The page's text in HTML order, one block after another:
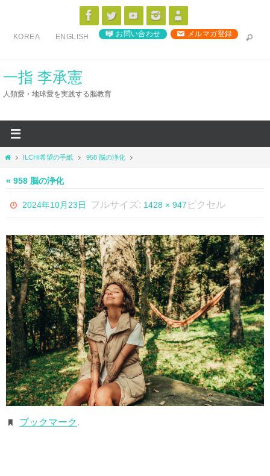
ス
KOREA ENGLISH お問い合わせ メルマガ登録
一指 李承憲
人類愛・地球愛を実践する脳教育
ホ
ム
ILCHI希望の手紙 958 脳の浄化
« 958 脳の浄化
2024年10月23日 フルサイズ: 1428 × 947 ピクセル
ブックマーク .